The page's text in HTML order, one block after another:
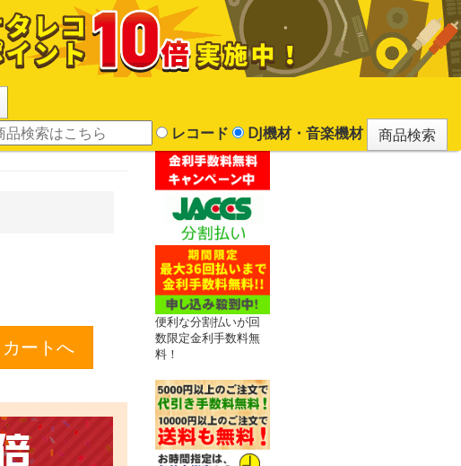
レコード DJ機材・音楽機材
便利な分割払いが回
数限定金利手数料無
料！